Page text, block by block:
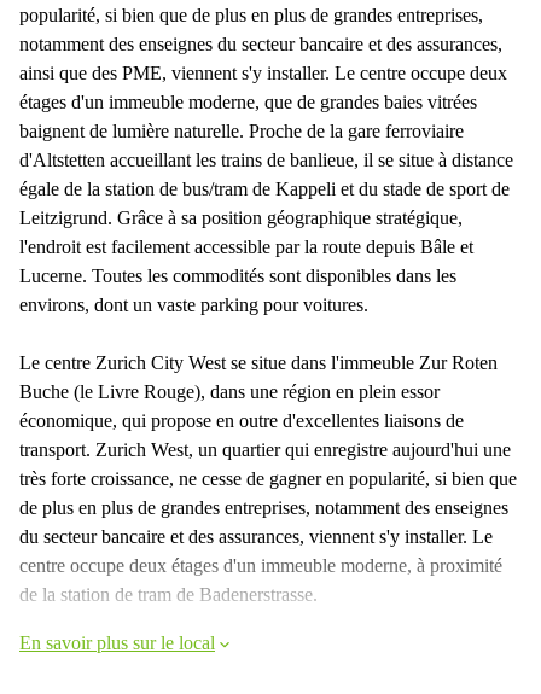
Bahnhofstrasse
10 Zürich
popularité, si bien que de plus en plus de grandes entreprises,
notamment des enseignes du secteur bancaire et des assurances,
ainsi que des PME, viennent s'y installer. Le centre occupe deux
étages d'un immeuble moderne, que de grandes baies vitrées
baignent de lumière naturelle. Proche de la gare ferroviaire
d'Altstetten accueillant les trains de banlieue, il se situe à distance
égale de la station de bus/tram de Kappeli et du stade de sport de
Leitzigrund. Grâce à sa position géographique stratégique,
l'endroit est facilement accessible par la route depuis Bâle et
Lucerne. Toutes les commodités sont disponibles dans les
environs, dont un vaste parking pour voitures.
Le centre Zurich City West se situe dans l'immeuble Zur Roten
Buche (le Livre Rouge), dans une région en plein essor
économique, qui propose en outre d'excellentes liaisons de
transport. Zurich West, un quartier qui enregistre aujourd'hui une
très forte croissance, ne cesse de gagner en popularité, si bien que
de plus en plus de grandes entreprises, notamment des enseignes
du secteur bancaire et des assurances, viennent s'y installer. Le
centre occupe deux étages d'un immeuble moderne, à proximité
de la station de tram de Badenerstrasse.
En savoir plus sur le local